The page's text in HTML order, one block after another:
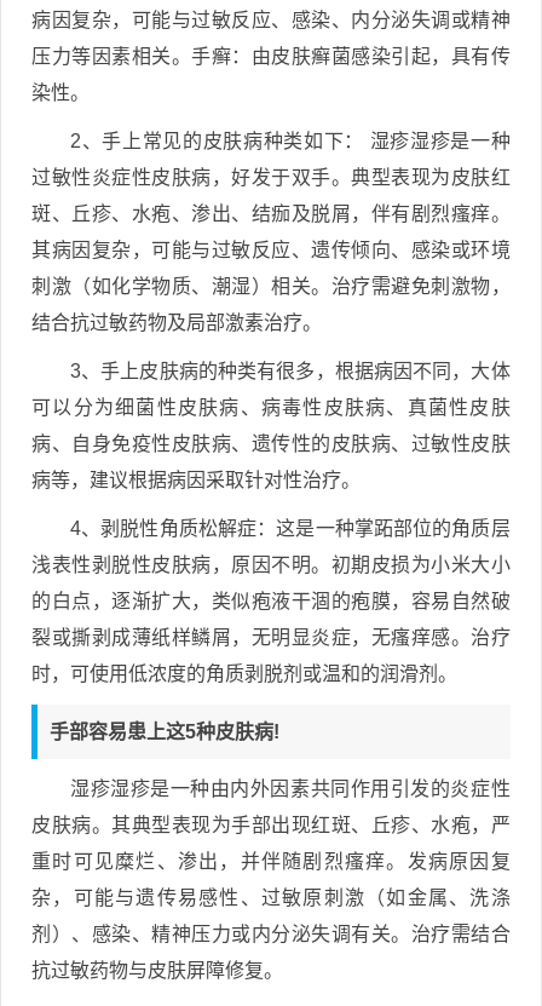
病因复杂，可能与过敏反应、感染、内分泌失调或精神
压力等因素相关。手癣：由皮肤癣菌感染引起，具有传
染性。
2、手上常见的皮肤病种类如下： 湿疹湿疹是一种
过敏性炎症性皮肤病，好发于双手。典型表现为皮肤红
斑、丘疹、水疱、渗出、结痂及脱屑，伴有剧烈瘙痒。
其病因复杂，可能与过敏反应、遗传倾向、感染或环境
刺激（如化学物质、潮湿）相关。治疗需避免刺激物，
结合抗过敏药物及局部激素治疗。
3、手上皮肤病的种类有很多，根据病因不同，大体
可以分为细菌性皮肤病、病毒性皮肤病、真菌性皮肤
病、自身免疫性皮肤病、遗传性的皮肤病、过敏性皮肤
病等，建议根据病因采取针对性治疗。
4、剥脱性角质松解症：这是一种掌跖部位的角质层
浅表性剥脱性皮肤病，原因不明。初期皮损为小米大小
的白点，逐渐扩大，类似疱液干涸的疱膜，容易自然破
裂或撕剥成薄纸样鳞屑，无明显炎症，无瘙痒感。治疗
时，可使用低浓度的角质剥脱剂或温和的润滑剂。
手部容易患上这5种皮肤病!
湿疹湿疹是一种由内外因素共同作用引发的炎症性
皮肤病。其典型表现为手部出现红斑、丘疹、水疱，严
重时可见糜烂、渗出，并伴随剧烈瘙痒。发病原因复
杂，可能与遗传易感性、过敏原刺激（如金属、洗涤
剂）、感染、精神压力或内分泌失调有关。治疗需结合
抗过敏药物与皮肤屏障修复。